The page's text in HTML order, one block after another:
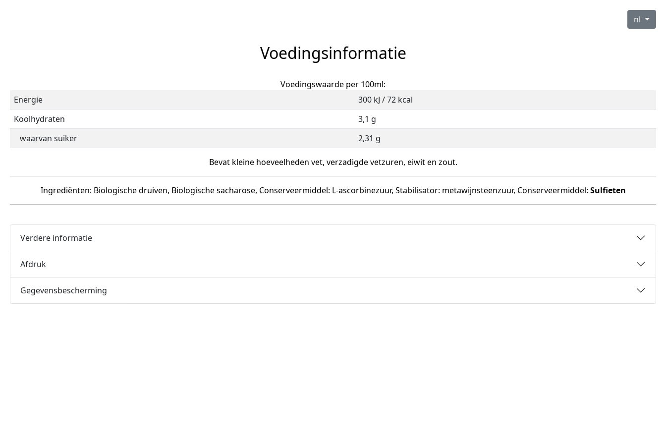
nl
Voedingsinformatie
Voedingswaarde per 100ml:
Energie
300 kJ / 72 kcal
Koolhydraten
3,1 g
waarvan suiker
2,31 g
Bevat kleine hoeveelheden vet, verzadigde vetzuren, eiwit en zout.
Ingrediënten: Biologische druiven, Biologische sacharose, Conserveermiddel: L-ascorbinezuur, Stabilisator: metawijnsteenzuur, Conserveermiddel: Sulfieten
Verdere informatie
Afdruk
Gegevensbescherming